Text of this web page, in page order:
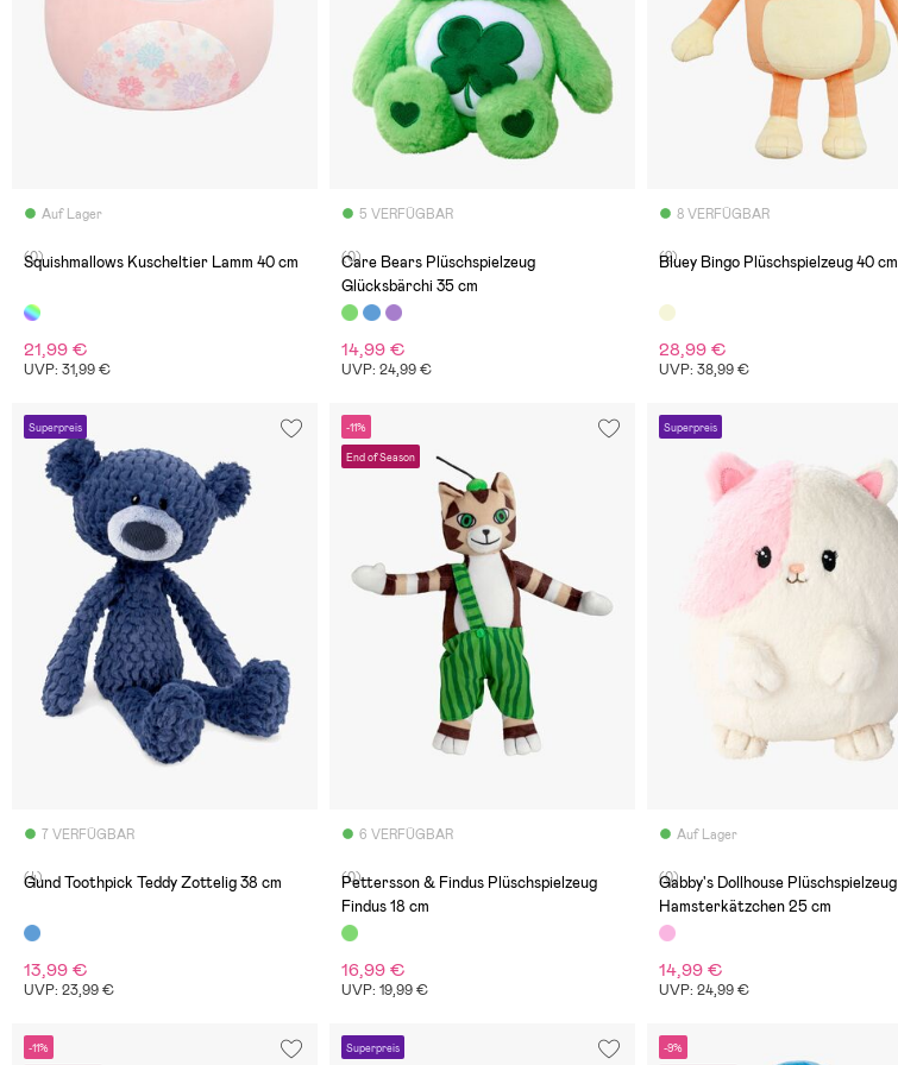
Auf Lager
(0)
Squishmallows Kuscheltier Lamm 40 cm
21,99 €
UVP: 31,99 €
5 VERFÜGBAR
(0)
Care Bears Plüschspielzeug
Glücksbärchi 35 cm
14,99 €
UVP: 24,99 €
8 VERFÜGBAR
(2)
Bluey Bingo Plüschspielzeug 40 cm
28,99 €
UVP: 38,99 €
Superpreis
7 VERFÜGBAR
(4)
Gund Toothpick Teddy Zottelig 38 cm
13,99 €
UVP: 23,99 €
-11%
End of Season
6 VERFÜGBAR
(0)
Pettersson & Findus Plüschspielzeug
Findus 18 cm
16,99 €
UVP: 19,99 €
Superpreis
Auf Lager
(0)
Gabby's Dollhouse Plüschspielzeug
Hamsterkätzchen 25 cm
14,99 €
UVP: 24,99 €
-11% Superpreis -9%